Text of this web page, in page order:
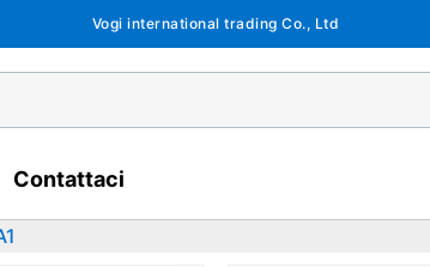
Vogi international trading Co., Ltd
Contattaci